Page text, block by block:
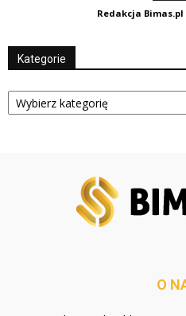
Redakcja Bimas.pl
Kategorie
Kategorie
O